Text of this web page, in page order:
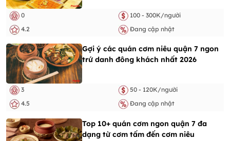
0
100 - 300K/người
4.2
Đang cập nhật
Gợi ý các quán cơm niêu quận 7 ngon
trứ danh đông khách nhất 2026
3
50 - 120K/người
4.5
Đang cập nhật
Top 10+ quán cơm ngon quận 7 đa
dạng từ cơm tấm đến cơm niêu